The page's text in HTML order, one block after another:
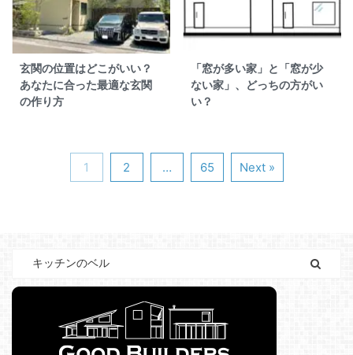
玄関の位置はどこがいい？
あなたに合った最適な玄関
の作り方
「窓が多い家」と「窓が少
ない家」、どっちの方がい
い？
1 2 … 65 Next »